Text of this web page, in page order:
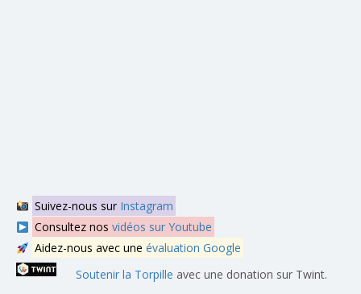
Suivez-nous sur Instagram
Consultez nos vidéos sur Youtube
Aidez-nous avec une évaluation Google
Soutenir la Torpille avec une donation sur Twint.